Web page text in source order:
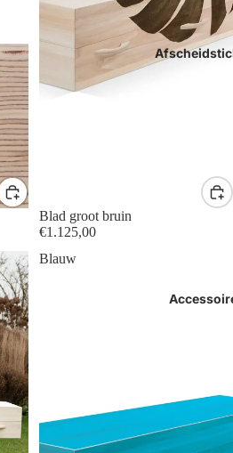
Blad groot bruin
€1.125,00
Blauw